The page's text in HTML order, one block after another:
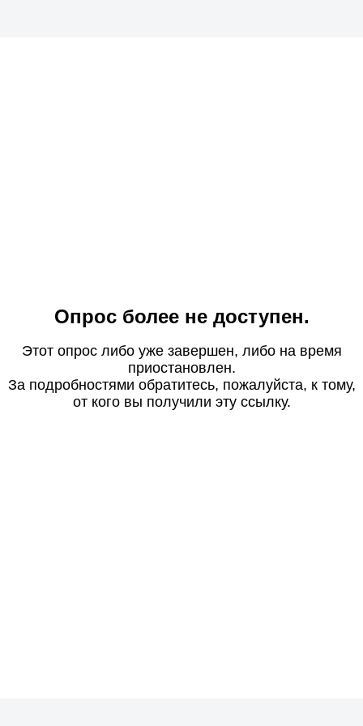
Опрос более не доступен.
Этот опрос либо уже завершен, либо на время
приостановлен.
За подробностями обратитесь, пожалуйста, к тому,
от кого вы получили эту ссылку.